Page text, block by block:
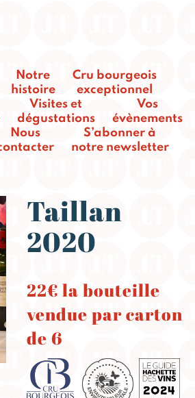
Notre
histoire
Cru bourgeois
exceptionnel
Visites et
dégustations
Vos
évènements
Nous
S’abonner à
notre newsletter
Taillan
2020
22€ la bouteille
vendue par carton
de 6